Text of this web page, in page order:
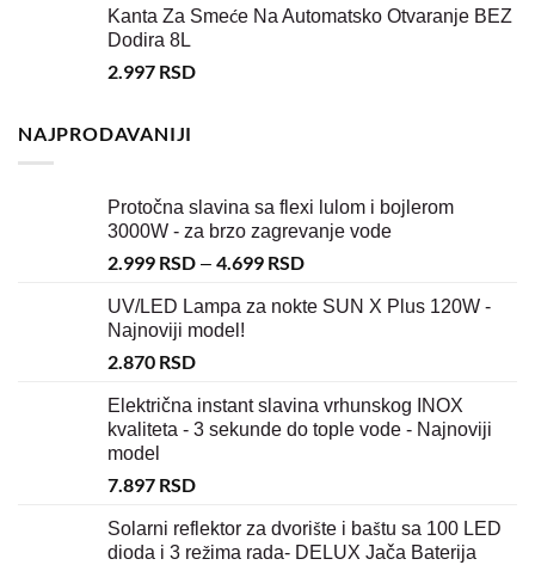
Kanta Za Smeće Na Automatsko Otvaranje BEZ
Dodira 8L
2.997 RSD
NAJPRODAVANIJI
Protočna slavina sa flexi lulom i bojlerom
3000W - za brzo zagrevanje vode
2.999 RSD – 4.699 RSD
UV/LED Lampa za nokte SUN X Plus 120W -
Najnoviji model!
2.870 RSD
Električna instant slavina vrhunskog INOX
kvaliteta - 3 sekunde do tople vode - Najnoviji
model
7.897 RSD
Solarni reflektor za dvorište i baštu sa 100 LED
dioda i 3 režima rada- DELUX Jača Baterija